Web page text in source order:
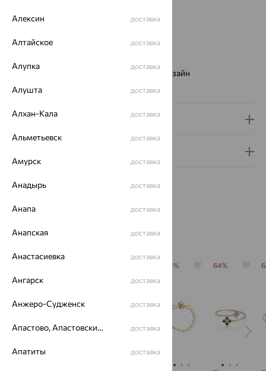
Металл:
Проба:585
Виды дизайна браслетов:
Европейский дизайн
Вес металла:
Доставка и оплата
Похожие изделия
64% 64%
Алексин доставка
Алтайское доставка
Алупка доставка
Алушта доставка
Алхан-Кала доставка
Альметьевск доставка
Амурск доставка
Анадырь доставка
Анапа доставка
Анапская доставка
Анастасиевка доставка
Ангарск доставка
Анжеро-Судженск доставка
Апастово, Апастовский район доставка
Апатиты доставка